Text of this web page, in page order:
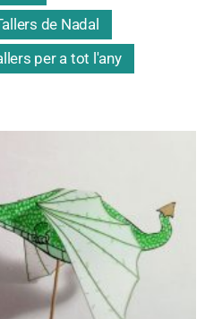
de Nadal
per a tot l'any